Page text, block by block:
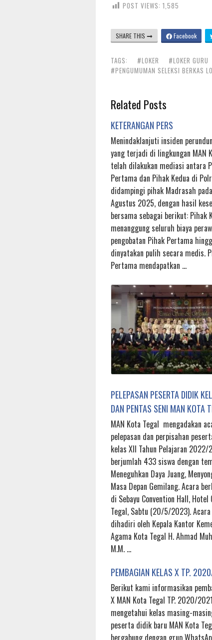
POST VIEWS: 1,585
SHARE THIS Facebook
TAGS: #LOKER #LOKER GURU
#PENGUMUMAN SELEKSI BERKAS
Related Posts
KETERANGAN PERS
Menindaklanjuti insiden
yang terjadi di lingkungan MAN
telah dilakukan mediasi antara
Pertama dan Pihak Kedua di
didampingi pihak Madrasah
Agustus 2025, dengan hasil
bersama sebagai berikut: Pihak
menanggung seluruh biaya
pengobatan Pihak Pertama
dinyatakan pulih secara medis.
Pertama mendapatkan …
PELEPASAN PESERTA DIDIK
DAN PENTAS SENI MAN KOTA
MAN Kota Tegal mengadakan
pelepasan dan perpisahan
kelas XII Tahun Pelajaran 2022/
berjumlah 433 siswa dengan
Meneguhkan Daya Juang,
Masa Depan Gemilang. Acara
di Sebayu Convention Hall, Hotel
Tegal, Sabtu (20/5/2023). Acara
dihadiri oleh Kepala Kantor
Agama Kota Tegal H. Ahmad
M.M. …
PEMBAGIAN KELAS X TP.
Berikut kami informasikan
X MAN Kota Tegal TP. 2020/
mengetahui kelas masing-
peserta didik baru MAN Kota
bergabung dengan grup